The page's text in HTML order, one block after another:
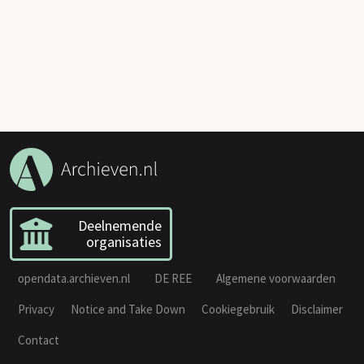
Deelnemende
organisaties
opendata.archieven.nl DE REE
Algemene voorwaarden
Privacy
Notice and Take Down Cookiegebruik
Disclaimer
Contact